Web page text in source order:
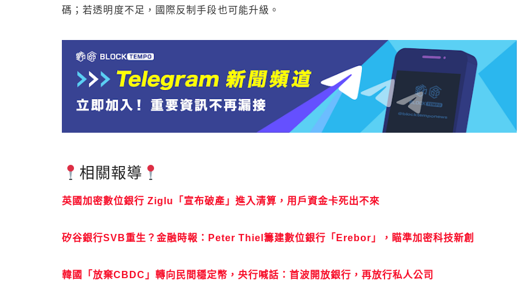
碼；若透明度不足，國際反制手段也可能升級。
相關報導
英國加密數位銀行 Ziglu「宣布破產」進入清算，用戶資金卡死出不來
矽谷銀行SVB重生？金融時報：Peter Thiel籌建數位銀行「Erebor」，瞄準加密科技新創
韓國「放棄CBDC」轉向民間穩定幣，央行喊話：首波開放銀行，再放行私人公司